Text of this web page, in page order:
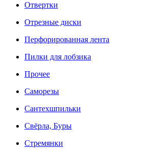
Отвертки
Отрезные диски
Перфорированная лента
Пилки для лобзика
Прочее
Саморезы
Сантехшпильки
Свёрла, Буры
Стремянки